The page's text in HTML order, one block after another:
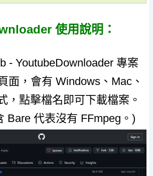
使用說明：
- YoutubeDownloader 專案
面，會有 Windows、Mac、
，點擊檔名即可下載檔案。
Bare 代表沒有 FFmpeg。)